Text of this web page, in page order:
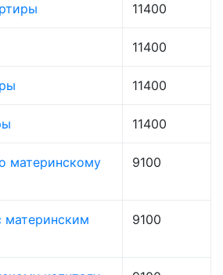
11400
11400
11400
11400
материнскому
9100
материнским
9100